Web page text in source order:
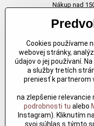
Nákup nad
Každy produkt je vytvoreny
Kvalitné
Kvalitné rezbárske
Cookies používame
webovej stránky,
údajov o jej používaní.
a služby tretích
preniesť k partnerom
na zlepšenie relevancie
podrobnosti tu alebo
Instagram). Kliknutím
svoj súhlas s týmto